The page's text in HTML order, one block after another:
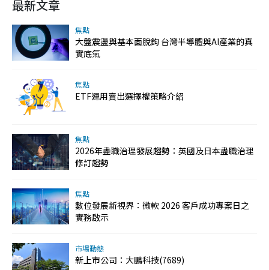
最新文章
焦點
大盤震盪與基本面脫鉤 台灣半導體與AI產業的真
實底氣
焦點
ETF運用賣出選擇權策略介紹
焦點
2026年盡職治理發展趨勢：英國及日本盡職治理
修訂趨勢
焦點
數位發展新視界：微軟 2026 客戶成功專案日之
實務啟示
市場動態
新上市公司：大鵬科技(7689)